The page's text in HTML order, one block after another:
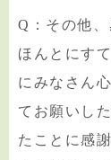
Q：その他、
ほんとにす
にみなさん
てお願いし
たことに感